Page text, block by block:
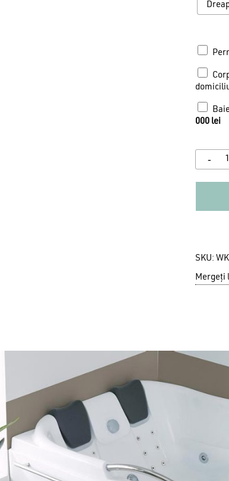
000 lei
SKU:
Mergeți